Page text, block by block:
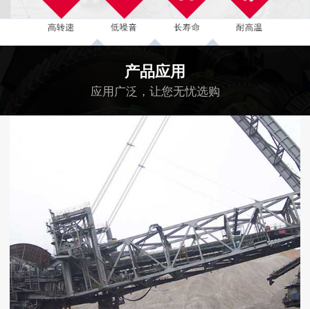
产品应用
应用广泛，让您无忧选购